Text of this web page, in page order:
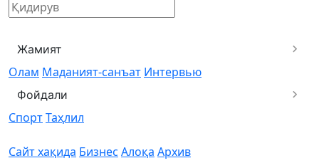
Жамият
Олам Маданият-санъат Интервью
Фойдали
СпортТаҳлил
Сайт хақида Бизнес Алоқа Архив